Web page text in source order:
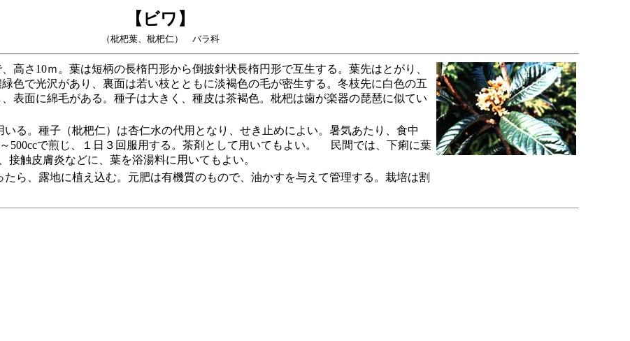
【ビワ】
（枇杷葉、枇杷仁） バラ科
さ10ｍ。葉は短柄の長楕円形から倒披針状長楕円形で互生する。葉先はとがり、
色で光沢があり、裏面は若い枝とともに淡褐色の毛が密生する。冬枝先に白色の五
表面に綿毛がある。種子は大きく、種皮は茶褐色。枇杷は歯が楽器の琵琶に似てい
る。種子（枇杷仁）は杏仁水の代用となり、せき止めによい。暑気あたり、食中
500ccで煎じ、１日３回服用する。茶剤として用いてもよい。 民間では、下痢に葉
接触皮膚炎などに、葉を浴湯料に用いてもよい。
ら、露地に植え込む。元肥は有機質のもので、油かすを与えて管理する。栽培は割